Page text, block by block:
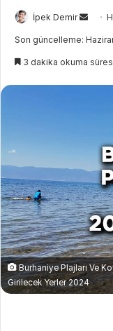
İpek Demir
e
-
a
g
ö
n
d
e
r
m
Son güncelleme:
3 dakika okuma
Burhaniye Plajları Ve
Girilecek Yerler 2024